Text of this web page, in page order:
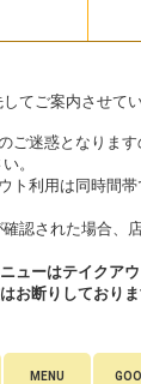
てご案内させて
ご迷惑となりま
。
ト利用は同時間
認された場合、
ューはテイクアウ
お断りしておりま
MENU